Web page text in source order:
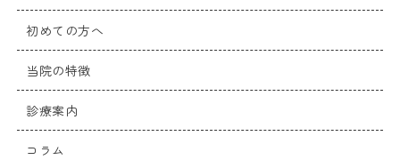
初めての方へ
当院の特徴
診療案内
コラム